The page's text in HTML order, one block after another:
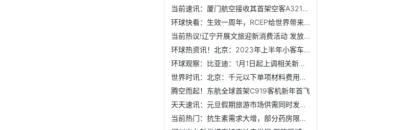
当前速讯：厦门航空接收其首架空客A321neo飞机 成为空客新运营商
环球快看：生效一周年，RCEP给世界带来了什么？
当前热议!辽宁开展文旅迎新消费活动 发放3000万元助企惠民旅...
环球热资讯！北京：2023年上半年小客车指标申报期1月1日开启
环球观察：比亚迪：1月1日起上调相关新能源车型官方指导价
世界时讯：北京：千元以下单项材料费用纳入基本医保 今日起执行
腾空而起！东航全球首架C919客机新年首飞
天天速讯：元旦假期旅游市场供需同时发力 游客出游热情攀升
当前热门：抗生素需求大增，部分药房限购！“阳”了能用抗生...